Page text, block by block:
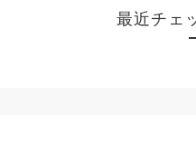
最近チェ